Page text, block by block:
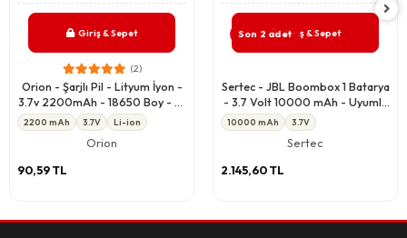
Giriş & Sepet
(2)
Orion - Şarjlı Pil - Lityum İyon -
3.7v 2200mAh - 18650 Boy - 5c
- Başlı
2200 mAh 3.7V Li-ion
Orion
90,59 TL
Son 2 adetGiriş & Sepet
Sertec - JBL Boombox 1 Batarya
- 3.7 Volt 10000 mAh - Uyumlu
Yedek Pil
10000 mAh 3.7V
Sertec
2.145,60 TL